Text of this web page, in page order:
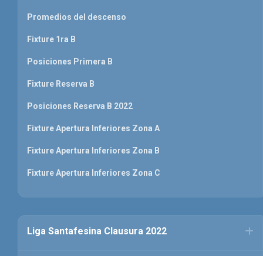
Promedios del descenso
Fixture 1ra B
Posiciones Primera B
Fixture Reserva B
Posiciones Reserva B 2022
Fixture Apertura Inferiores Zona A
Fixture Apertura Inferiores Zona B
Fixture Apertura Inferiores Zona C
Liga Santafesina Clausura 2022